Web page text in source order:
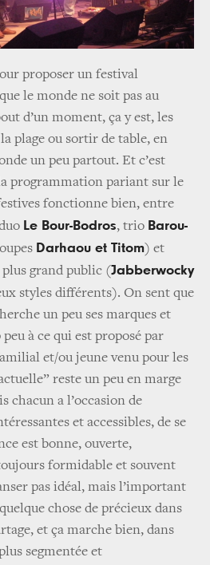
proposer un festival
le monde ne soit pas au
d’un moment, ça y est, les
plage ou sortir de table, en
un peu partout. Et c’est
programmation pariant sur le
fonctionne bien, entre
Le Bour-Bodros, trio Barou-
Darhaou et Titom) et
grand public (Jabberwocky
styles différents). On sent que
un peu ses marques et
à ce qui est proposé par
et/ou jeune venu pour les
reste un peu en marge
chacun a l’occasion de
et accessibles, de se
est bonne, ouverte,
formidable et souvent
pas idéal, mais l’important
chose de précieux dans
et ça marche bien, dans
segmentée et